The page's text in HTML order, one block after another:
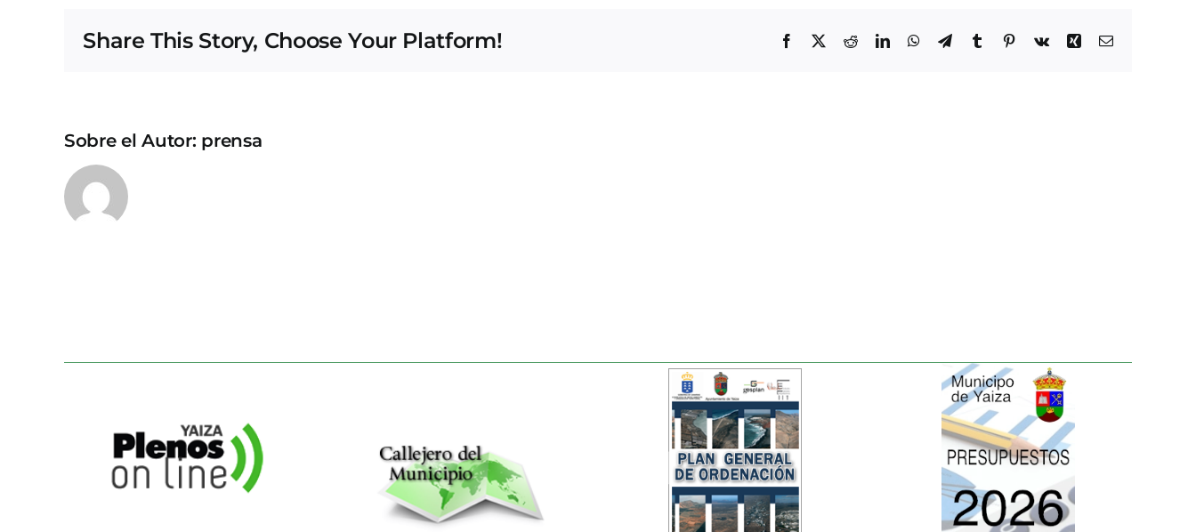
Share This Story, Choose Your Platform! Facebook
X RedditLinkedInWhatsApp
TelegramTumblrPinterest
Vk Xing Correo
Sobre el Autor: prensa